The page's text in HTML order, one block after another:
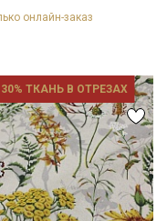
онлайн-заказ
30% ТКАНЬ В ОТРЕЗАХ
и